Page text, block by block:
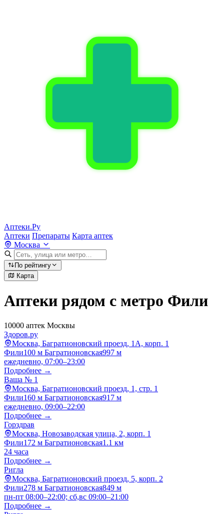
Аптеки.Ру
Аптеки Препараты Карта аптек
Москва
По рейтингу
Карта
Аптеки рядом с метро Фили
10000 аптек Москвы
Здоров.ру
Москва, Багратионовский проезд, 1А, корп. 1
Фили100 м Багратионовская997 м
ежедневно, 07:00–23:00
Подробнее →
Ваша № 1
Москва, Багратионовский проезд, 1, стр. 1
Фили160 м Багратионовская917 м
ежедневно, 09:00–22:00
Подробнее →
Горздрав
Москва, Новозаводская улица, 2, корп. 1
Фили172 м Багратионовская1.1 км
24 часа
Подробнее →
Ригла
Москва, Багратионовский проезд, 5, корп. 2
Фили278 м Багратионовская849 м
пн-пт 08:00–22:00; сб,вс 09:00–21:00
Подробнее →